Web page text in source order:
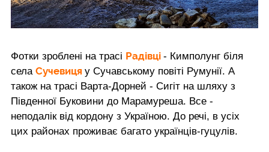
Фотки зроблені на трасі Радівці - Кимполунг біля
села Сучевиця у Сучавському повіті Румунії. А
також на трасі Варта-Дорней - Сигіт на шляху з
Південної Буковини до Марамуреша. Все -
неподалік від кордону з Україною. До речі, в усіх
цих районах проживає багато українців-гуцулів.